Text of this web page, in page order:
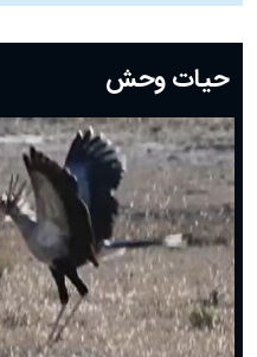
دعای روز بیستم ماه رمضان؛ ۱۹ اسفند ۱۴۰۴
دعای روز هشتم ماه مبارک رمضان؛ ۷ اسفند ماه ۱۴۰۴
دعای روز هفتم ماه رمضان؛ ۶ اسفند ۱۴۰۴
دعای روز ششم ماه رمضان؛ ۵ اسفند ۱۴۰۴
دعای روز پنجم ماه رمضان؛ ۴ اسفند ۱۴۰۴
دعای روز چهارم ماه مبارک رمضان؛ ۳ اسفند ۱۴۰۴
دعای روز سوم ماه مبارک رمضان؛ ۱۴ اسفند ۱۴۰۴
دعای روز دوم ماه مبارک رمضان ۱ اسفند ماه ۱۴۰۴
دعای روز اول ماه مبارک رمضان، ۳۰ بهمن ۱۴۰۴
حضرت زینب(س) چگونه از دنیا رفت؟
حیات وحش